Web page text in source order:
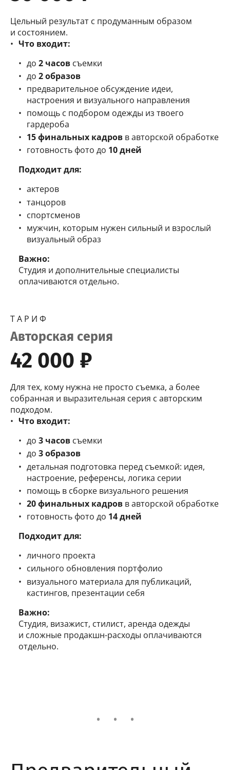
Цельный результат с продуманным образом
и состоянием.
Что входит:
до 2 часов съемки
до 2 образов
предварительное обсуждение идеи,
настроения и визуального направления
помощь с подбором одежды из твоего
гардероба
15 финальных кадров в авторской обработке
готовность фото до 10 дней
Подходит для:
актеров
танцоров
спортсменов
мужчин, которым нужен сильный и взрослый
визуальный образ
Важно:
Студия и дополнительные специалисты
оплачиваются отдельно.
Т А Р И Ф
Авторская серия
42 000 ₽
Для тех, кому нужна не просто съемка, а более
собранная и выразительная серия с авторским
подходом.
Что входит:
до 3 часов съемки
до 3 образов
детальная подготовка перед съемкой: идея,
настроение, референсы, логика серии
помощь в сборке визуального решения
20 финальных кадров в авторской обработке
готовность фото до 14 дней
Подходит для:
личного проекта
сильного обновления портфолио
визуального материала для публикаций,
кастингов, презентации себя
Важно:
Студия, визажист, стилист, аренда одежды
и сложные продакшн-расходы оплачиваются
отдельно.